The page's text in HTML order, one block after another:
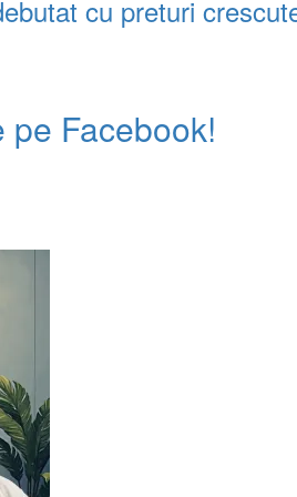
cu preturi
pe Facebook!